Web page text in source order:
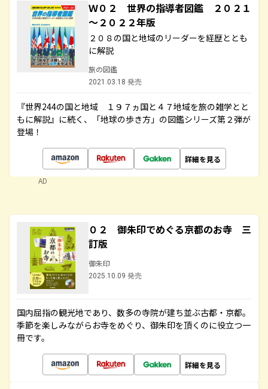
Ｗ０２ 世界の指導者図鑑 ２０２１
～２０２２年版
２０８の国と地域のリーダーを経歴ととも
に解説
旅の図鑑
2021.03.18 発売
『世界244の国と地域 １９７ヵ国と４７地域を旅の雑学とと
もに解説』に続く、「地球の歩き方」の図鑑シリーズ第２弾が
登場！
詳細を見る
AD
０２ 御朱印でめぐる京都のお寺 三
訂版
御朱印
2025.10.09 発売
国内屈指の観光地であり、数多の寺院が建ち並ぶ古都・京都。
季節を楽しみながらお寺をめぐり、御朱印を頂くのに役立つ一
冊です。
詳細を見る